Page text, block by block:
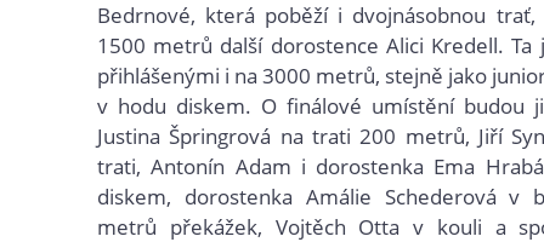
Bedrnové, která poběží i dvojnásobnou
1500 metrů další dorostence Alici Kredell. Ta
přihlášenými i na 3000 metrů, stejně jako
v hodu diskem. O finálové umístění budou
Justina Špringrová na trati 200 metrů, Jiří
trati, Antonín Adam i dorostenka Ema
diskem, dorostenka Amálie Schederová v
metrů překážek, Vojtěch Otta v kouli a